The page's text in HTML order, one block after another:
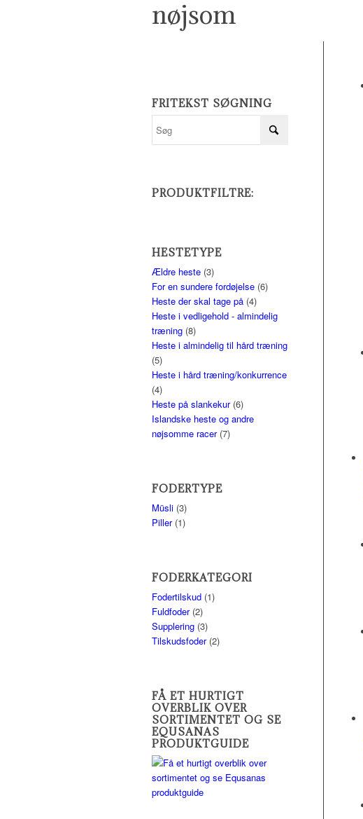
nøjsom
FRITEKST SØGNING
PRODUKTFILTRE:
HESTETYPE
Ældre heste (3)
For en sundere fordøjelse (6)
Heste der skal tage på (4)
Heste i vedligehold - almindelig
træning (8)
Heste i almindelig til hård træning
(5)
Heste i hård træning/konkurrence
(4)
Heste på slankekur (6)
Islandske heste og andre
nøjsomme racer (7)
FODERTYPE
Müsli (3)
Piller (1)
FODERKATEGORI
Fodertilskud (1)
Fuldfoder (2)
Supplering (3)
Tilskudsfoder (2)
FÅ ET HURTIGT
OVERBLIK OVER
SORTIMENTET OG SE
EQUSANAS
PRODUKTGUIDE